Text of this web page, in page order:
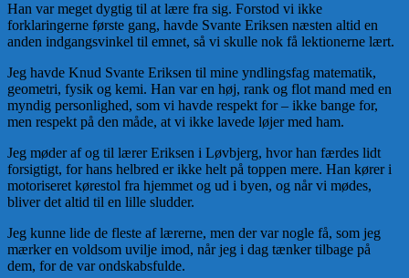
Han var meget dygtig til at lære fra sig. Forstod vi ikke
forklaringerne første gang, havde Svante Eriksen næsten altid en
anden indgangsvinkel til emnet, så vi skulle nok få lektionerne lært.
Jeg havde Knud Svante Eriksen til mine yndlingsfag matematik,
geometri, fysik og kemi. Han var en høj, rank og flot mand med en
myndig personlighed, som vi havde respekt for – ikke bange for,
men respekt på den måde, at vi ikke lavede løjer med ham.
Jeg møder af og til lærer Eriksen i Løvbjerg, hvor han færdes lidt
forsigtigt, for hans helbred er ikke helt på toppen mere. Han kører i
motoriseret kørestol fra hjemmet og ud i byen, og når vi mødes,
bliver det altid til en lille sludder.
Jeg kunne lide de fleste af lærerne, men der var nogle få, som jeg
mærker en voldsom uvilje imod, når jeg i dag tænker tilbage på
dem, for de var ondskabsfulde.